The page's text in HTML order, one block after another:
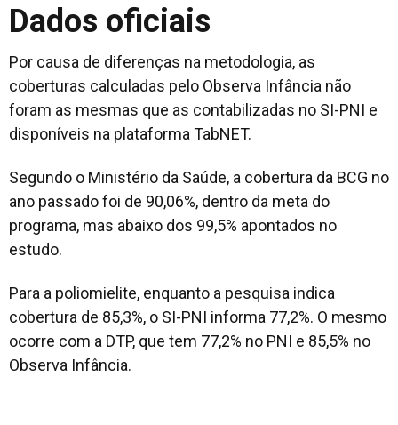
Dados oficiais
Por causa de diferenças na metodologia, as
coberturas calculadas pelo Observa Infância não
foram as mesmas que as contabilizadas no SI-PNI e
disponíveis na plataforma TabNET.
Segundo o Ministério da Saúde, a cobertura da BCG no
ano passado foi de 90,06%, dentro da meta do
programa, mas abaixo dos 99,5% apontados no
estudo.
Para a poliomielite, enquanto a pesquisa indica
cobertura de 85,3%, o SI-PNI informa 77,2%. O mesmo
ocorre com a DTP, que tem 77,2% no PNI e 85,5% no
Observa Infância.